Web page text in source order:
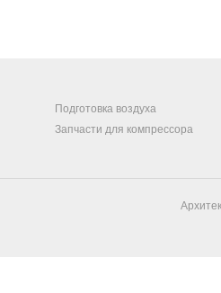
Подготовка воздуха
Запчасти для компрессора